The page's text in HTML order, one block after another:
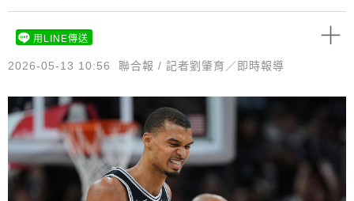
2026-05-13 10:56 聯合報 / 記者劉肇育／即時報導
用LINE傳送